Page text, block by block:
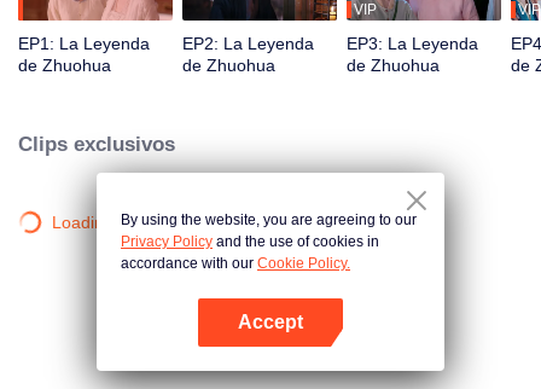
EP1: La Leyenda
de Zhuohua
EP2: La Leyenda
de Zhuohua
VIP
EP3: La Leyenda
de Zhuohua
VIP
de
Clips exclusivos
Loading…By using the website, you are agreeing to our
Privacy Policy and the use of cookies in
accordance with our Cookie Policy.
Accept